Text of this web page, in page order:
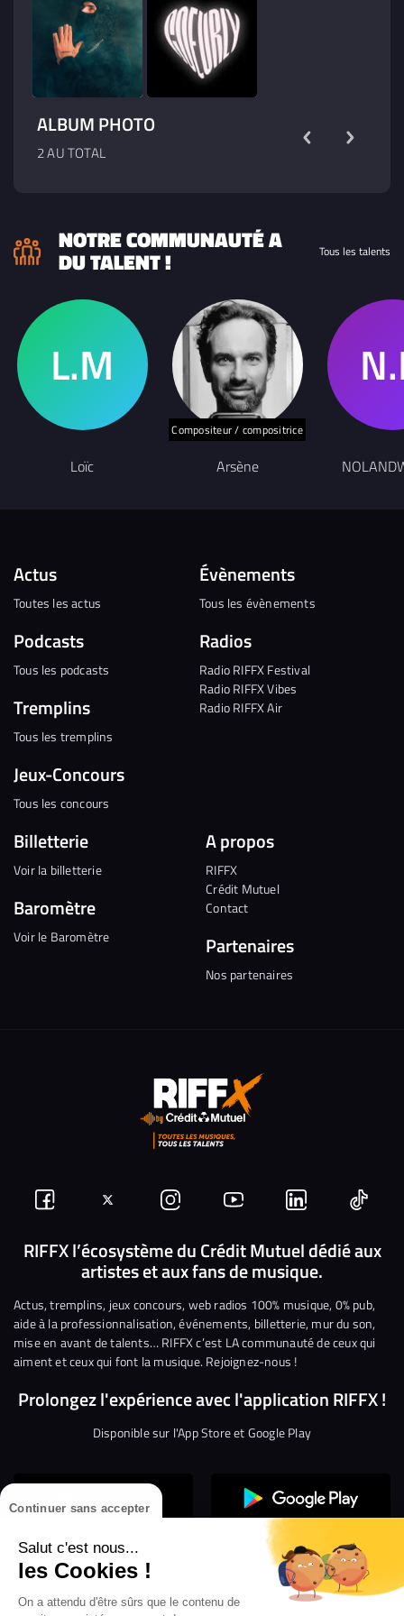
Continuer sans accepter
Salut c'est nous...
les Cookies !
On a attendu d'être sûrs que le contenu de
ALBUM PHOTO
2 AU TOTAL
NOTRE COMMUNAUTÉ A
DU TALENT ! Tous les talents
Loïc
Compositeur / compositrice
Arsène
Actus
Toutes les actus
Podcasts
Tous les podcasts
Tremplins
Tous les tremplins
Jeux-Concours
Tous les concours
Évènements
Tous les évènements
Radios
Radio RIFFX Festival
Radio RIFFX Vibes
Radio RIFFX Air
Billetterie
Voir la billetterie
Baromètre
Voir le Baromètre
A propos
RIFFX
Crédit Mutuel
Contact
Partenaires
Nos partenaires
Suivez-
nous
Facebook
Suivez-
nous
sur
Twitter
Nous
rejoindre
sur
Instagram
Nous
rejoindre
sur
YouTube
Nous
rejoindre
sur
Linkedin
Nous
RIFFX l’écosystème du Crédit Mutuel dédié aux
artistes et aux fans de musique.
Actus, tremplins, jeux concours, web radios 100% musique, 0% pub,
aide à la professionnalisation, événements, billetterie, mur du son,
mise en avant de talents… RIFFX c’est LA communauté de ceux qui
aiment et ceux qui font la musique. Rejoignez-nous !
Prolongez l'expérience avec l'application RIFFX !
Disponible sur l'App Store et Google Play
Confidentialité Gestion des cookies